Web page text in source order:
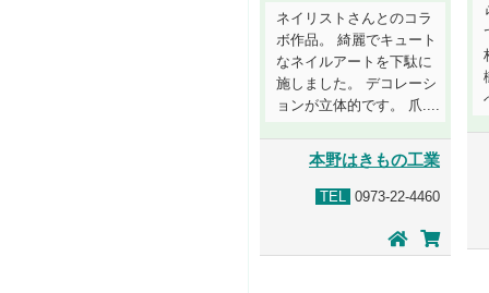
ネイリストさんとのコラ
ボ作品。 綺麗でキュート
なネイルアートを下駄に
施しました。 デコレーシ
ョンが立体的です。 爪....
本野はきもの工業
TEL 0973-22-4460